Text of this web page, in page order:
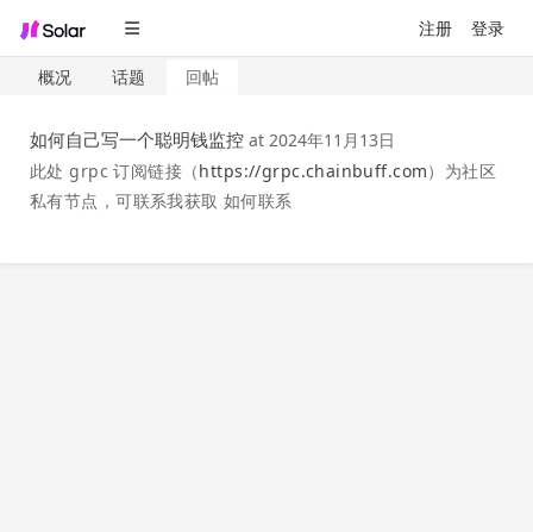
注册 登录
概况 话题 回帖
如何自己写一个聪明钱监控 at 2024年11月13日
此处 grpc 订阅链接（https://grpc.chainbuff.com）为社区
私有节点，可联系我获取 如何联系